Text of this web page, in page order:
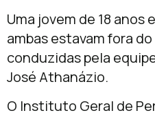
Uma jovem de 18 anos
ambas estavam fora
conduzidas pela
José Athanázio.
O Instituto Geral de